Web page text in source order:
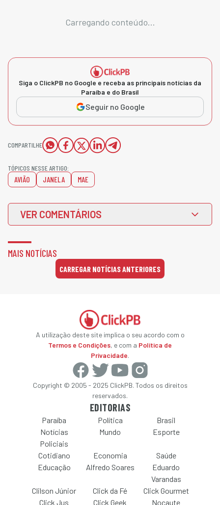
Carregando conteúdo...
Siga o ClickPB no Google e receba as principais notícias da
Paraíba e do Brasil
Seguir no Google
COMPARTILHE
TÓPICOS NESSE ARTIGO:
AVIÃO JANELA MAE
VER COMENTÁRIOS
MAIS NOTÍCIAS
CARREGAR NOTÍCIAS ANTERIORES
A utilização deste site implica o seu acordo com o
Termos e Condições, e com a Política de
Privacidade.
Copyright © 2005 - 2025 ClickPB. Todos os direitos
reservados.
EDITORIAS
Paraíba Política
Brasil
Notícias
Policiais
Mundo Esporte
Cotidiano Economia
Saúde
Educação
Alfredo Soares
Eduardo
Varandas
Clilson Júnior
Click da Fé
Click Gourmet
Click Jus
Click Geek Nocaute